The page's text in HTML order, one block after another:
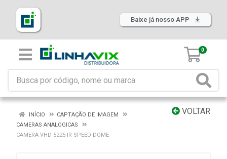
Baixe já nosso APP
0
VOLTAR
INÍCIO
CAPTAÇÃO DE IMAGEM
CAMERAS ANALOGICAS
CAMERA VHD 5225 IR SPEED DOME